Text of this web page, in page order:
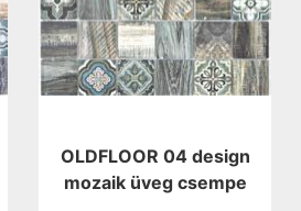
OLDFLOOR 04 design
mozaik üveg csempe